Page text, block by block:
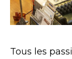
Tous les